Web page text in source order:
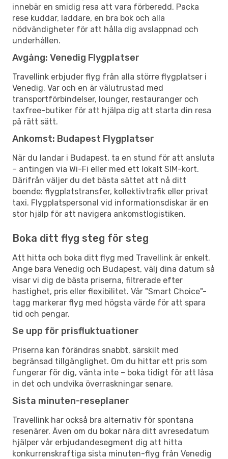
innebär en smidig resa att vara förberedd. Packa
rese kuddar, laddare, en bra bok och alla
nödvändigheter för att hålla dig avslappnad och
underhållen.
Avgång: Venedig Flygplatser
Travellink erbjuder flyg från alla större flygplatser i
Venedig. Var och en är välutrustad med
transportförbindelser, lounger, restauranger och
taxfree-butiker för att hjälpa dig att starta din resa
på rätt sätt.
Ankomst: Budapest Flygplatser
När du landar i Budapest, ta en stund för att ansluta
– antingen via Wi-Fi eller med ett lokalt SIM-kort.
Därifrån väljer du det bästa sättet att nå ditt
boende: flygplatstransfer, kollektivtrafik eller privat
taxi. Flygplatspersonal vid informationsdiskar är en
stor hjälp för att navigera ankomstlogistiken.
Boka ditt flyg steg för steg
Att hitta och boka ditt flyg med Travellink är enkelt.
Ange bara Venedig och Budapest, välj dina datum så
visar vi dig de bästa priserna, filtrerade efter
hastighet, pris eller flexibilitet. Vår "Smart Choice"-
tagg markerar flyg med högsta värde för att spara
tid och pengar.
Se upp för prisfluktuationer
Priserna kan förändras snabbt, särskilt med
begränsad tillgänglighet. Om du hittar ett pris som
fungerar för dig, vänta inte – boka tidigt för att låsa
in det och undvika överraskningar senare.
Sista minuten-reseplaner
Travellink har också bra alternativ för spontana
resenärer. Även om du bokar nära ditt avresedatum
hjälper vår erbjudandesegment dig att hitta
konkurrenskraftiga sista minuten-flyg från Venedig